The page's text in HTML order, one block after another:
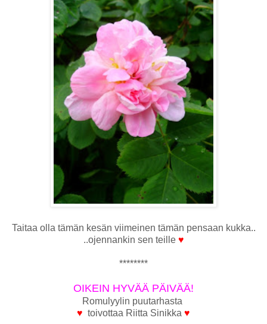
Taitaa olla tämän kesän viimeinen tämän pensaan kukka..
..ojennankin sen teille ♥
********
OIKEIN HYVÄÄ PÄIVÄÄ!
Romulyylin puutarhasta
♥ toivottaa Riitta Sinikka ♥